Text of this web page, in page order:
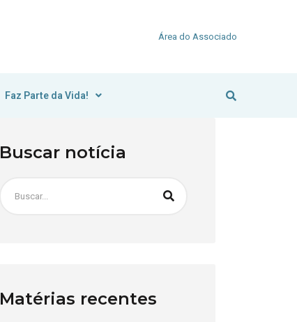
Área do Associado
Faz Parte da Vida!
Buscar notícia
Matérias recentes